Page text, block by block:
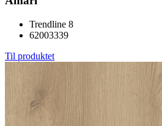
Trendline 8
62003339
Til produktet